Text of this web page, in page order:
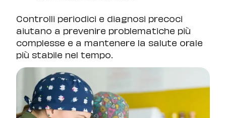
Controlli periodici e diagnosi precoci
aiutano a prevenire problematiche più
complesse e a mantenere la salute orale
più stabile nel tempo.